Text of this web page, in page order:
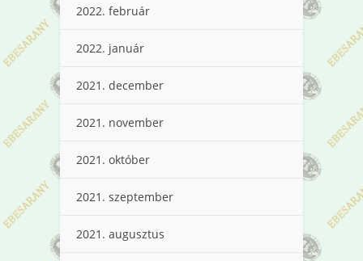
2022. február
2022. január
2021. december
2021. november
2021. október
2021. szeptember
2021. augusztus